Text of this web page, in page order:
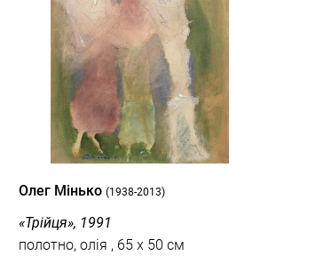
Олег Мінько (1938-2013)
«Трійця», 1991
полотно, олія , 65 x 50 см